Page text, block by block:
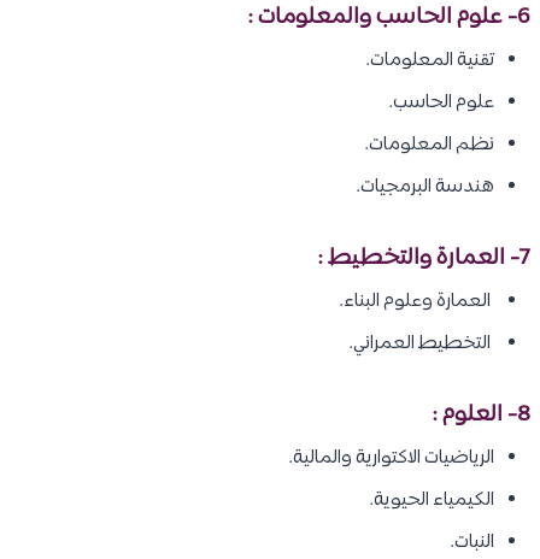
6- علوم الحاسب والمعلومات :
تقنية المعلومات.
علوم الحاسب.
نظم المعلومات.
هندسة البرمجيات.
7- العمارة والتخطيط :
العمارة وعلوم البناء.
التخطيط العمراني.
8- العلوم :
الرياضيات الاكتوارية والمالية.
الكيمياء الحيوية.
النبات.